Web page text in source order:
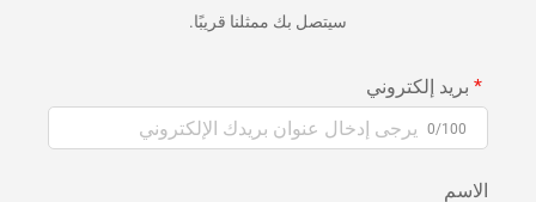
سيتصل بك ممثلنا قريبًا.
بريد إلكتروني
0/100
الاسم